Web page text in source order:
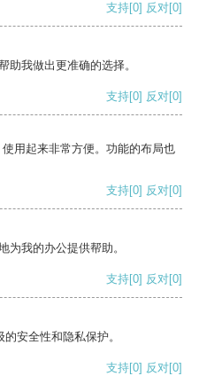
支持[0] 反对[0]
助我做出更准确的选择。
支持[0] 反对[0]
用起来非常方便。功能的布局也
支持[0] 反对[0]
为我的办公提供帮助。
支持[0] 反对[0]
安全性和隐私保护。
支持[0] 反对[0]